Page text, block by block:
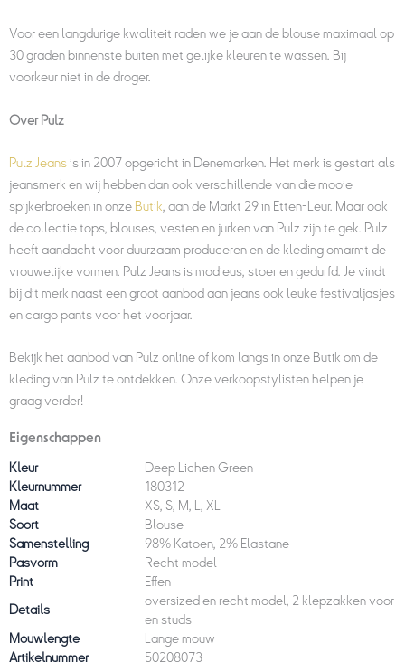
Voor een langdurige kwaliteit raden we je aan de blouse maximaal op
30 graden binnenste buiten met gelijke kleuren te wassen. Bij
voorkeur niet in de droger.
Over Pulz
Pulz Jeansis in 2007 opgericht in Denemarken. Het merk is gestart als
jeansmerk en wij hebben dan ook verschillende van die mooie
spijkerbroeken in onze Butik , aan de Markt 29 in Etten-Leur. Maar ook
de collectie tops, blouses, vesten en jurken van Pulz zijn te gek. Pulz
heeft aandacht voor duurzaam produceren en de kleding omarmt de
vrouwelijke vormen. Pulz Jeans is modieus, stoer en gedurfd. Je vindt
bij dit merk naast een groot aanbod aan jeans ook leuke festivaljasjes
en cargo pants voor het voorjaar.
Bekijk het aanbod van Pulz online of kom langs in onze Butik om de
kleding van Pulz te ontdekken. Onze verkoopstylisten helpen je
graag verder!
Eigenschappen
Kleur
Deep Lichen Green
Kleurnummer
180312
Maat
XS, S, M, L, XL
Soort
Blouse
Samenstelling
98% Katoen, 2% Elastane
Pasvorm
Recht model
Print
Effen
Details
oversized en recht model, 2 klepzakken voor
en studs
Mouwlengte
Lange mouw
Artikelnummer
50208073